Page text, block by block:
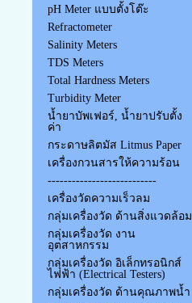
pH Meter แบบตั้งโต๊ะ
Refractometer
Salinity Meters
TDS Meters
Total Hardness Meters
Turbidity Meter
น้ำยาบัพเฟอร์, น้ำยาปรับตั้ง
ค่า
กระดาษลิตมัส Litmus Paper
เครื่องกวนสารให้ความร้อน
---------------------------
เครื่องวัดความเร็วลม
กลุ่มเครื่องวัด ด้านสิ่งแวดล้อม
กลุ่มเครื่องวัด งาน
อุตสาหกรรม
กลุ่มเครื่องวัด อิเล็กทรอนิกส์
ไฟฟ้า (Electrical Testers)
กลุ่มเครื่องวัด ด้านคุณภาพน้ำ